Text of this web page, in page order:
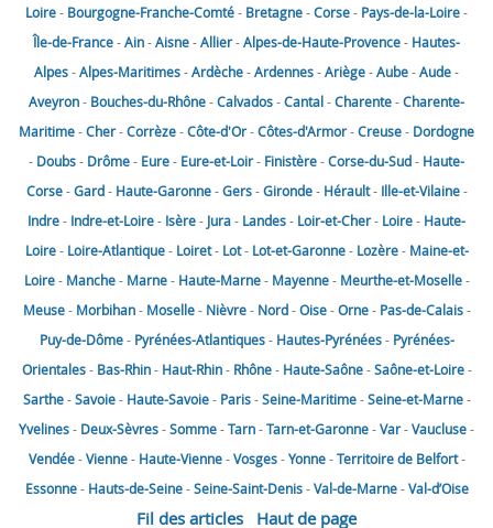
Loire- Bourgogne-Franche-Comté- Bretagne-Corse- Pays-de-la-Loire-
Île-de-France-Ain-Aisne-Allier-Alpes-de-Haute-Provence- Hautes-
Alpes-Alpes-Maritimes-Ardèche-Ardennes-Ariège-Aube-Aude-
Aveyron- Bouches-du-Rhône-Calvados-Cantal-Charente-Charente-
Maritime-Cher-Corrèze-Côte-d'Or-Côtes-d'Armor-Creuse- Dordogne
- Doubs- Drôme- Eure- Eure-et-Loir- Finistère-Corse-du-Sud- Haute-
Corse-Gard- Haute-Garonne-Gers-Gironde- Hérault- Ille-et-Vilaine-
Indre- Indre-et-Loire- Isère- Jura- Landes- Loir-et-Cher- Loire- Haute-
Loire- Loire-Atlantique- Loiret- Lot- Lot-et-Garonne- Lozère- Maine-et-
Loire- Manche- Marne- Haute-Marne- Mayenne- Meurthe-et-Moselle-
Meuse- Morbihan- Moselle- Nièvre- Nord-Oise-Orne- Pas-de-Calais-
Puy-de-Dôme- Pyrénées-Atlantiques- Hautes-Pyrénées- Pyrénées-
Orientales- Bas-Rhin- Haut-Rhin- Rhône- Haute-Saône-Saône-et-Loire-
Sarthe-Savoie- Haute-Savoie- Paris-Seine-Maritime-Seine-et-Marne-
Yvelines- Deux-Sèvres-Somme-Tarn-Tarn-et-Garonne-Var-Vaucluse-
Vendée-Vienne- Haute-Vienne-Vosges-Yonne-Territoire de Belfort-
Essonne- Hauts-de-Seine-Seine-Saint-Denis-Val-de-Marne-Val-d’Oise
Fil des articles Haut de page